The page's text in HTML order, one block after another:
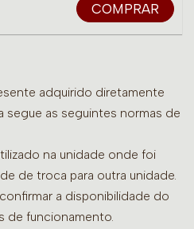
COMPRAR
adquirido diretamente
segue as seguintes normas de
na unidade onde foi
de troca para outra unidade.
a disponibilidade do
de funcionamento.